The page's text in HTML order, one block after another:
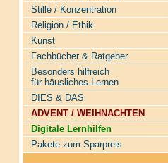
Stille / Konzentration
Religion / Ethik
Kunst
Fachbücher & Ratgeber
Besonders hilfreich
für häusliches Lernen
DIES & DAS
ADVENT / WEIHNACHTEN
Digitale Lernhilfen
Pakete zum Sparpreis